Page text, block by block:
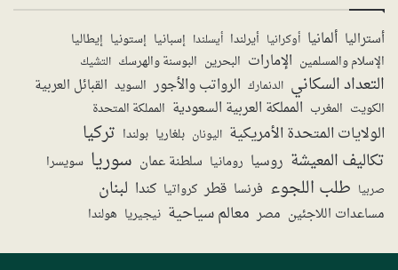
أستراليا ألمانيا أوكرانيا أيرلندا أيسلندا إسبانيا إستونيا إيطاليا
الإسلام والمسلمين الإمارات البحرين البوسنة والهرسك التشيك
التعداد السكاني الدنمارك الرواتب والأجور السويد القبائل العربية
الكويت المغرب المملكة العربية السعودية المملكة المتحدة
الولايات المتحدة الأمريكية اليونان بلغاريا بولندا تركيا
تكاليف المعيشة روسيا رومانيا سلطنة عمان سوريا سويسرا
صربيا طلب اللجوء فرنسا قطر كرواتيا كندا لبنان
مساعدات اللاجئين مصر معالم سياحية نيجيريا هولندا